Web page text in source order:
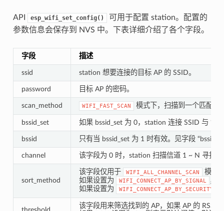
API esp_wifi_set_config()
可用于配置 station。配置的
参数信息会保存到 NVS 中。下表详细介绍了各个字段。
字段 描述
ssid station 想要连接的目标 AP 的 SSID。
password 目标 AP 的密码。
scan_method WIFI_FAST_SCAN 模式下，扫描到一个匹配的
bssid_set 如果 bssid_set 为 0，station 连接 SSID 与
bssid 只有当 bssid_set 为 1 时有效。见字段
channel 该字段为 0 时，station 扫描信道 1 ~ N 寻找
sort_method
该字段仅用于 WIFI_ALL_CHANNEL_SCAN
模式
如果设置为
WIFI_CONNECT_AP_BY_SIGNAL
，
如果设置为
WIFI_CONNECT_AP_BY_SECURITY
该字段用来筛选找到的 AP，如果 AP 的 RSSI